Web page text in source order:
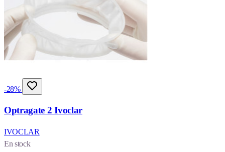
-28%
Optragate 2 Ivoclar
IVOCLAR
En stock